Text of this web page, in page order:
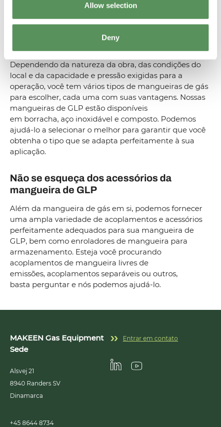
Allow selection
Deny
Que tipo de mangueira de gás você deve
Todas as mangueiras de GLP não são iguais.
Dependendo da natureza da obra, das condições do
local e da capacidade e pressão exigidas para a
operação, você tem vários tipos de mangueiras de gás
para escolher, cada uma com suas vantagens. Nossas
mangueiras de GLP estão disponíveis
em borracha, aço inoxidável e composto. Podemos
ajudá-lo a selecionar o melhor para garantir que você
obtenha o tipo que se adapta perfeitamente à sua
aplicação.
Não se esqueça dos acessórios da
mangueira de GLP
Além da mangueira de gás em si, podemos fornecer
uma ampla variedade de acoplamentos e acessórios
perfeitamente adequados para sua mangueira de
GLP, bem como enroladores de mangueira para
armazenamento. Esteja você procurando
acoplamentos de mangueira livres de
emissões, acoplamentos separáveis ou outros,
basta perguntar e nós podemos ajudá-lo.
MAKEEN Gas Equipment
Sede
Alsvej 21
8940 Randers SV
Dinamarca
+45 8644 8734
Entrar em contato